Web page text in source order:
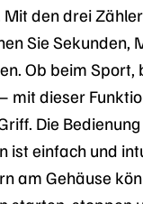
den drei
Sie Sekunden,
Ob beim Sport,
mit dieser
Die
ist einfach und
am Gehäuse